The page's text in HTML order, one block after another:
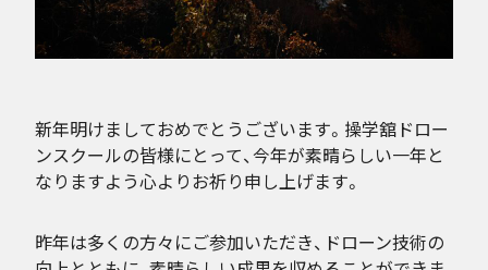
新年明けましておめでとうございます。操学舘ドロー
ンスクールの皆様にとって、今年が素晴らしい一年と
なりますよう心よりお祈り申し上げます。
昨年は多くの方々にご参加いただき、ドローン技術の